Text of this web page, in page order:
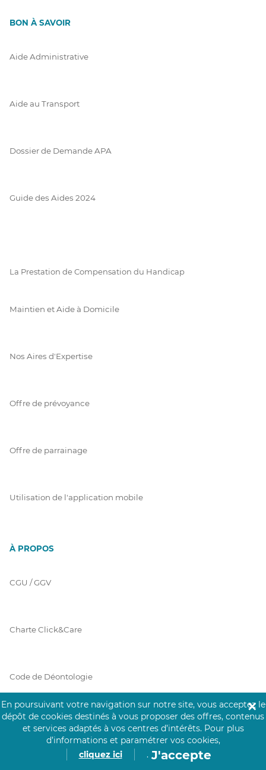
BON À SAVOIR
Aide Administrative
Aide au Transport
Dossier de Demande APA
Guide des Aides 2024
La Prestation de Compensation du Handicap
Maintien et Aide à Domicile
Nos Aires d'Expertise
Offre de prévoyance
Offre de parrainage
Utilisation de l'application mobile
À PROPOS
CGU / GGV
Charte Click&Care
Code de Déontologie
Mentions Légales
En poursuivant votre navigation sur notre site, vous acceptez le
dépôt de cookies destinés à vous proposer des offres, contenus
et services adaptés à vos centres d’intérêts. Pour plus
d’informations et paramétrer vos cookies,
cliquez ici
. J'accepte
✕